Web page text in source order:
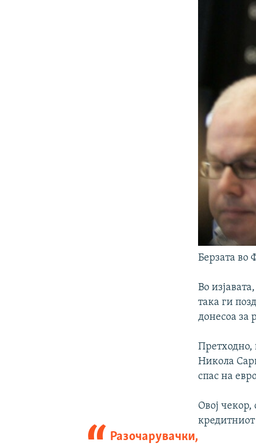
Берзата во
Во
така ги
донесоа за
Претходно,
Никола
спас на
Овој
кредитниот
Разочарувачки,